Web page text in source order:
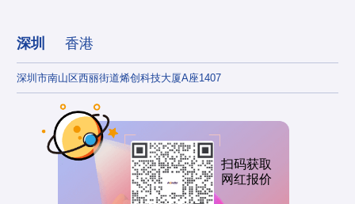
深圳 香港
深圳市南山区西丽街道烯创科技大厦A座1407
扫码获取
网红报价